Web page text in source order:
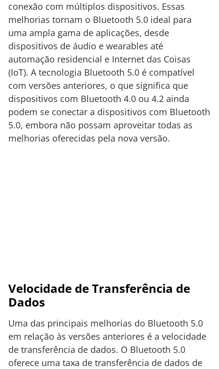
conexão com múltiplos dispositivos. Essas
melhorias tornam o Bluetooth 5.0 ideal para
uma ampla gama de aplicações, desde
dispositivos de áudio e wearables até
automação residencial e Internet das Coisas
(IoT). A tecnologia Bluetooth 5.0 é compatível
com versões anteriores, o que significa que
dispositivos com Bluetooth 4.0 ou 4.2 ainda
podem se conectar a dispositivos com Bluetooth
5.0, embora não possam aproveitar todas as
melhorias oferecidas pela nova versão.
Velocidade de Transferência de
Dados
Uma das principais melhorias do Bluetooth 5.0
em relação às versões anteriores é a velocidade
de transferência de dados. O Bluetooth 5.0
oferece uma taxa de transferência de dados de